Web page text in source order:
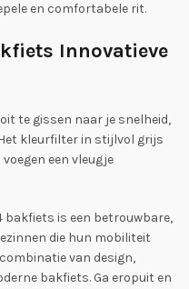
en comfortabele rit.
Innovatieve
te gissen naar je snelheid,
kleurfilter in stijlvol grijs
een vleugje
bakfiets is een betrouwbare,
die hun mobiliteit
van design,
bakfiets. Ga eropuit en